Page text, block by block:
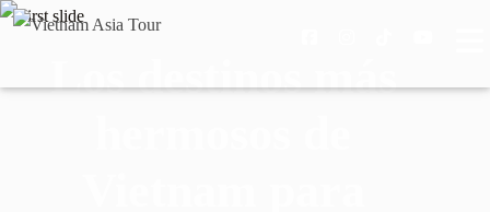
Los destinos más